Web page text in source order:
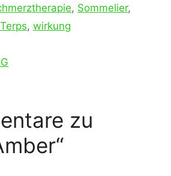
, Sommelier,
Terps, wirkung
zu